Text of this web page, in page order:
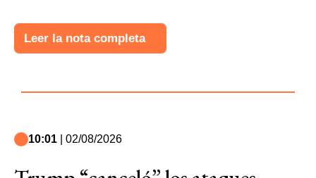
Leer la nota completa
10:01 | 02/08/2026